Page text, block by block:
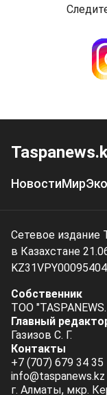
НовостиМир
Сетевое издание
в Казахстане
Собственник
ТОО
Главный
Газизов С. Г.
Контакты
+7 (707) 679 34 35
info@taspanews.kz
г. Алматы, мкр.